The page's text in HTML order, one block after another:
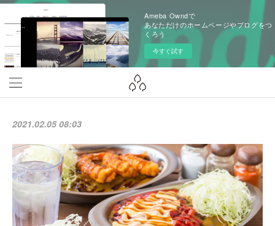
Ameba Owndで
あなただけのホームページやブログをつ
くろう
今すぐ試す
2021.02.05 08:03